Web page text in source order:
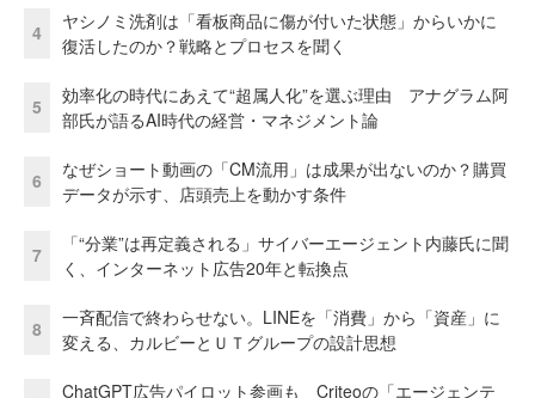
4
ヤシノミ洗剤は「看板商品に傷が付いた状態」からいかに
復活したのか？戦略とプロセスを聞く
5
効率化の時代にあえて“超属人化”を選ぶ理由 アナグラム阿
部氏が語るAI時代の経営・マネジメント論
6
なぜショート動画の「CM流用」は成果が出ないのか？購買
データが示す、店頭売上を動かす条件
7
「“分業”は再定義される」サイバーエージェント内藤氏に聞
く、インターネット広告20年と転換点
8
一斉配信で終わらせない。LINEを「消費」から「資産」に
変える、カルビーとＵＴグループの設計思想
ChatGPT広告パイロット参画も Criteoの「エージェンテ